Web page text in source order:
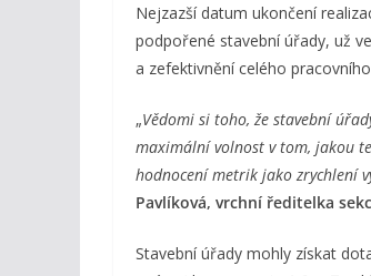
Nejzazší datum ukončení
podpořené stavební úřady, už
a zefektivnění celého
„Vědomi si toho, že stavební
maximální volnost v tom, jakou
hodnocení metrik jako zrychlení
Pavlíková, vrchní ředitelka
Stavební úřady mohly získat